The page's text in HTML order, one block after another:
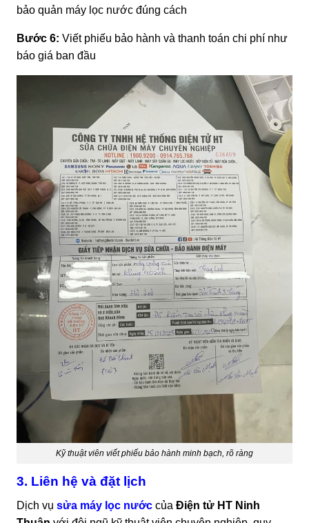
bảo quản máy lọc nước đúng cách
Bước 6: Viết phiếu bảo hành và thanh toán chi phí như
báo giá ban đầu
Kỹ thuật viên viết phiếu bảo hành minh bạch, rõ ràng
3. Liên hệ và đặt lịch
Dịch vụ sửa máy lọc nước của Điện tử HT Ninh